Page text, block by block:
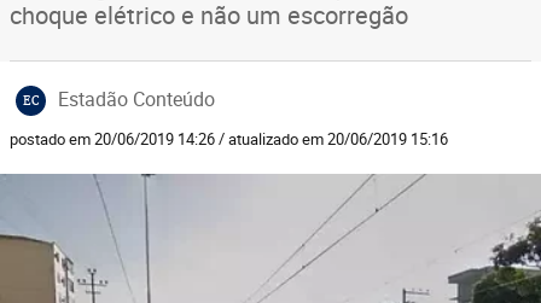
choque elétrico e não um escorregão
EC Estadão Conteúdo
postado em 20/06/2019 14:26 / atualizado em 20/06/2019 15:16